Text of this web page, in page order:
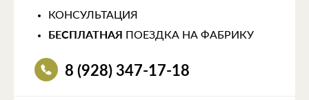
КОНСУЛЬТАЦИЯ
БЕСПЛАТНАЯ ПОЕЗДКА НА ФАБРИКУ
8 (928) 347-17-18